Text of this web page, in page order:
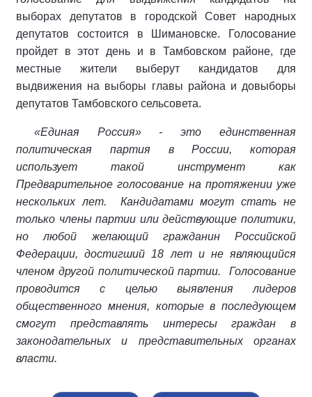
выборах депутатов в городской Совет народных
депутатов состоится в Шимановске. Голосование
пройдет в этот день и в Тамбовском районе, где
местные жители выберут кандидатов для
выдвижения на выборы главы района и довыборы
депутатов Тамбовского сельсовета.
«Единая Россия» - это единственная
политическая партия в России, которая
использует такой инструмент как
Предварительное голосование на протяжении уже
нескольких лет. Кандидатами могут стать не
только члены партии или действующие политики,
но любой желающий гражданин Российской
Федерации, достигший 18 лет и не являющийся
членом другой политической партии. Голосование
проводится с целью выявления лидеров
общественного мнения, которые в последующем
смогут представлять интересы граждан в
законодательных и представительных органах
власти.